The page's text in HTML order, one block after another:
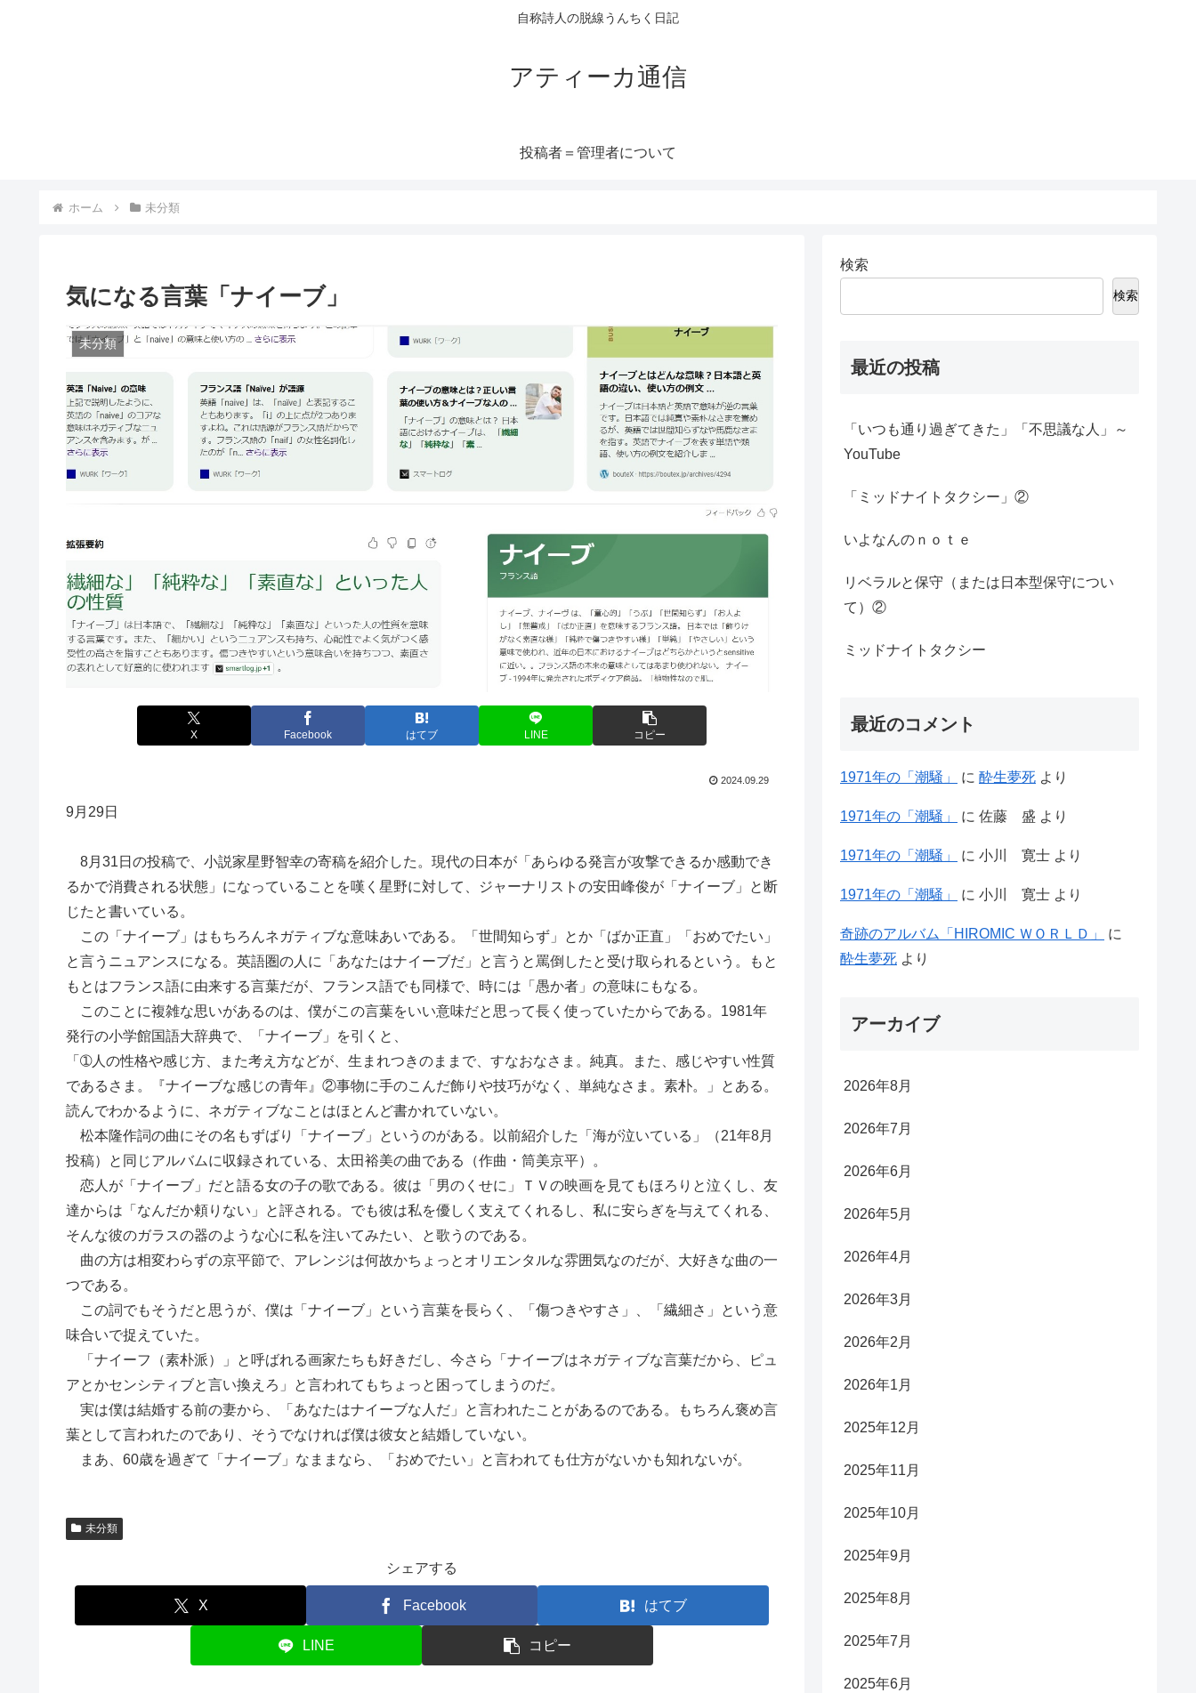
自称詩人の脱線うんちく日記
アティーカ通信
投稿者＝管理者について
ホーム 未分類
気になる言葉「ナイーブ」
未分類
X Facebook はてブ LINE コピー
2024.09.29
9月29日
8月31日の投稿で、小説家星野智幸の寄稿を紹介した。現代の日本が「あらゆる発言が攻撃できるか感動でき
るかで消費される状態」になっていることを嘆く星野に対して、ジャーナリストの安田峰俊が「ナイーブ」と断
じたと書いている。
この「ナイーブ」はもちろんネガティブな意味あいである。「世間知らず」とか「ばか正直」「おめでたい」
と言うニュアンスになる。英語圏の人に「あなたはナイーブだ」と言うと罵倒したと受け取られるという。もと
もとはフランス語に由来する言葉だが、フランス語でも同様で、時には「愚か者」の意味にもなる。
このことに複雑な思いがあるのは、僕がこの言葉をいい意味だと思って長く使っていたからである。1981年
発行の小学館国語大辞典で、「ナイーブ」を引くと、
「➀人の性格や感じ方、また考え方などが、生まれつきのままで、すなおなさま。純真。また、感じやすい性質
であるさま。『ナイーブな感じの青年』②事物に手のこんだ飾りや技巧がなく、単純なさま。素朴。」とある。
読んでわかるように、ネガティブなことはほとんど書かれていない。
松本隆作詞の曲にその名もずばり「ナイーブ」というのがある。以前紹介した「海が泣いている」（21年8月
投稿）と同じアルバムに収録されている、太田裕美の曲である（作曲・筒美京平）。
恋人が「ナイーブ」だと語る女の子の歌である。彼は「男のくせに」ＴＶの映画を見てもほろりと泣くし、友
達からは「なんだか頼りない」と評される。でも彼は私を優しく支えてくれるし、私に安らぎを与えてくれる、
そんな彼のガラスの器のような心に私を注いてみたい、と歌うのである。
曲の方は相変わらずの京平節で、アレンジは何故かちょっとオリエンタルな雰囲気なのだが、大好きな曲の一
つである。
この詞でもそうだと思うが、僕は「ナイーブ」という言葉を長らく、「傷つきやすさ」、「繊細さ」という意
味合いで捉えていた。
「ナイーフ（素朴派）」と呼ばれる画家たちも好きだし、今さら「ナイーブはネガティブな言葉だから、ピュ
アとかセンシティブと言い換えろ」と言われてもちょっと困ってしまうのだ。
実は僕は結婚する前の妻から、「あなたはナイーブな人だ」と言われたことがあるのである。もちろん褒め言
葉として言われたのであり、そうでなければ僕は彼女と結婚していない。
まあ、60歳を過ぎて「ナイーブ」なままなら、「おめでたい」と言われても仕方がないかも知れないが。
未分類
シェアする
X Facebook はてブ
LINE コピー
検索
検索
最近の投稿
「いつも通り過ぎてきた」「不思議な人」～
YouTube
「ミッドナイトタクシー」②
いよなんのｎｏｔｅ
リベラルと保守（または日本型保守につい
て）②
ミッドナイトタクシー
最近のコメント
1971年の「潮騒」 に 酔生夢死 より
1971年の「潮騒」 に 佐藤 盛 より
1971年の「潮騒」 に 小川 寛士 より
1971年の「潮騒」 に 小川 寛士 より
奇跡のアルバム「HIROMIC ＷＯＲＬＤ」
に
酔生夢死 より
アーカイブ
2026年8月
2026年7月
2026年6月
2026年5月
2026年4月
2026年3月
2026年2月
2026年1月
2025年12月
2025年11月
2025年10月
2025年9月
2025年8月
2025年7月
2025年6月